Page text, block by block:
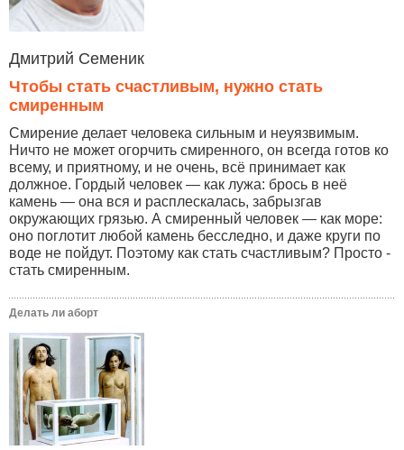
Дмитрий Семеник
Чтобы стать счастливым, нужно стать
смиренным
Смирение делает человека сильным и неуязвимым.
Ничто не может огорчить смиренного, он всегда готов ко
всему, и приятному, и не очень, всё принимает как
должное. Гордый человек — как лужа: брось в неё
камень — она вся и расплескалась, забрызгав
окружающих грязью. А смиренный человек — как море:
оно поглотит любой камень бесследно, и даже круги по
воде не пойдут. Поэтому как стать счастливым? Просто -
стать смиренным.
Делать ли аборт